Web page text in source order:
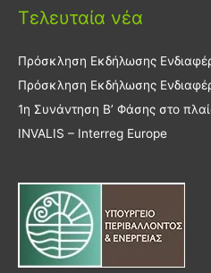
Τελευταία νέα
Πρόσκληση Εκδήλωσης
Πρόσκληση Εκδήλωσης
1η Συνάντηση Β’ Φάσης στο
INVALIS – Interreg Europe